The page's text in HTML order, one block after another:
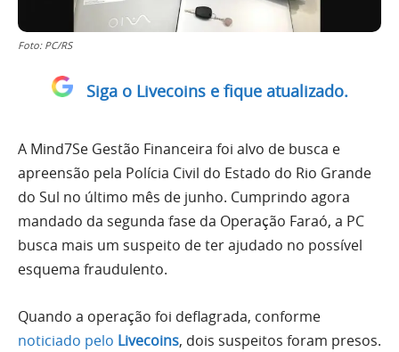
Foto: PC/RS
Siga o Livecoins e fique atualizado.
A Mind7Se Gestão Financeira foi alvo de busca e
apreensão pela Polícia Civil do Estado do Rio Grande
do Sul no último mês de junho. Cumprindo agora
mandado da segunda fase da Operação Faraó, a PC
busca mais um suspeito de ter ajudado no possível
esquema fraudulento.
Quando a operação foi deflagrada, conforme
noticiado pelo Livecoins, dois suspeitos foram presos.